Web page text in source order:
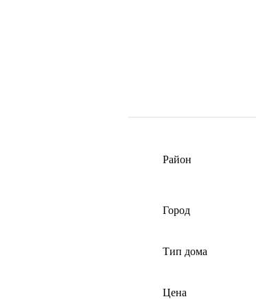
Район
Город
Тип дома
Цена